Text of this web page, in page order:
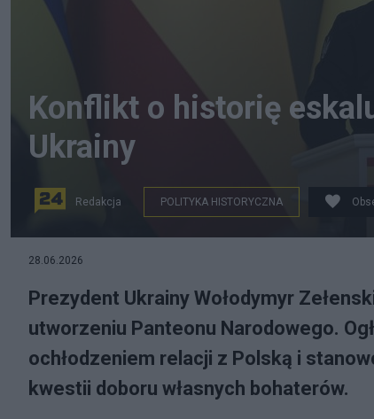
Konflikt o historię
Ukrainy
Redakcja POLITYKA HISTORYCZNA
28.06.2026
Prezydent Ukrainy Wołodymyr
utworzeniu Panteonu Narodowego.
ochłodzeniem relacji z Polską i
kwestii doboru własnych bohaterów.